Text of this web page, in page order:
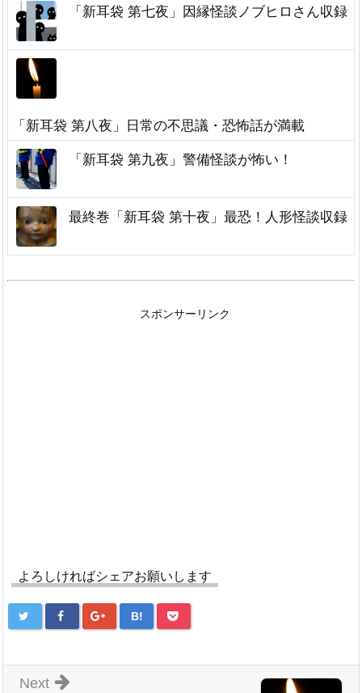
「新耳袋 第七夜」因縁怪談ノブヒロさん収録
「新耳袋 第八夜」日常の不思議・恐怖話が満載
「新耳袋 第九夜」警備怪談が怖い！
最終巻「新耳袋 第十夜」最恐！人形怪談収録
スポンサーリンク
よろしければシェアお願いします
B!
Next